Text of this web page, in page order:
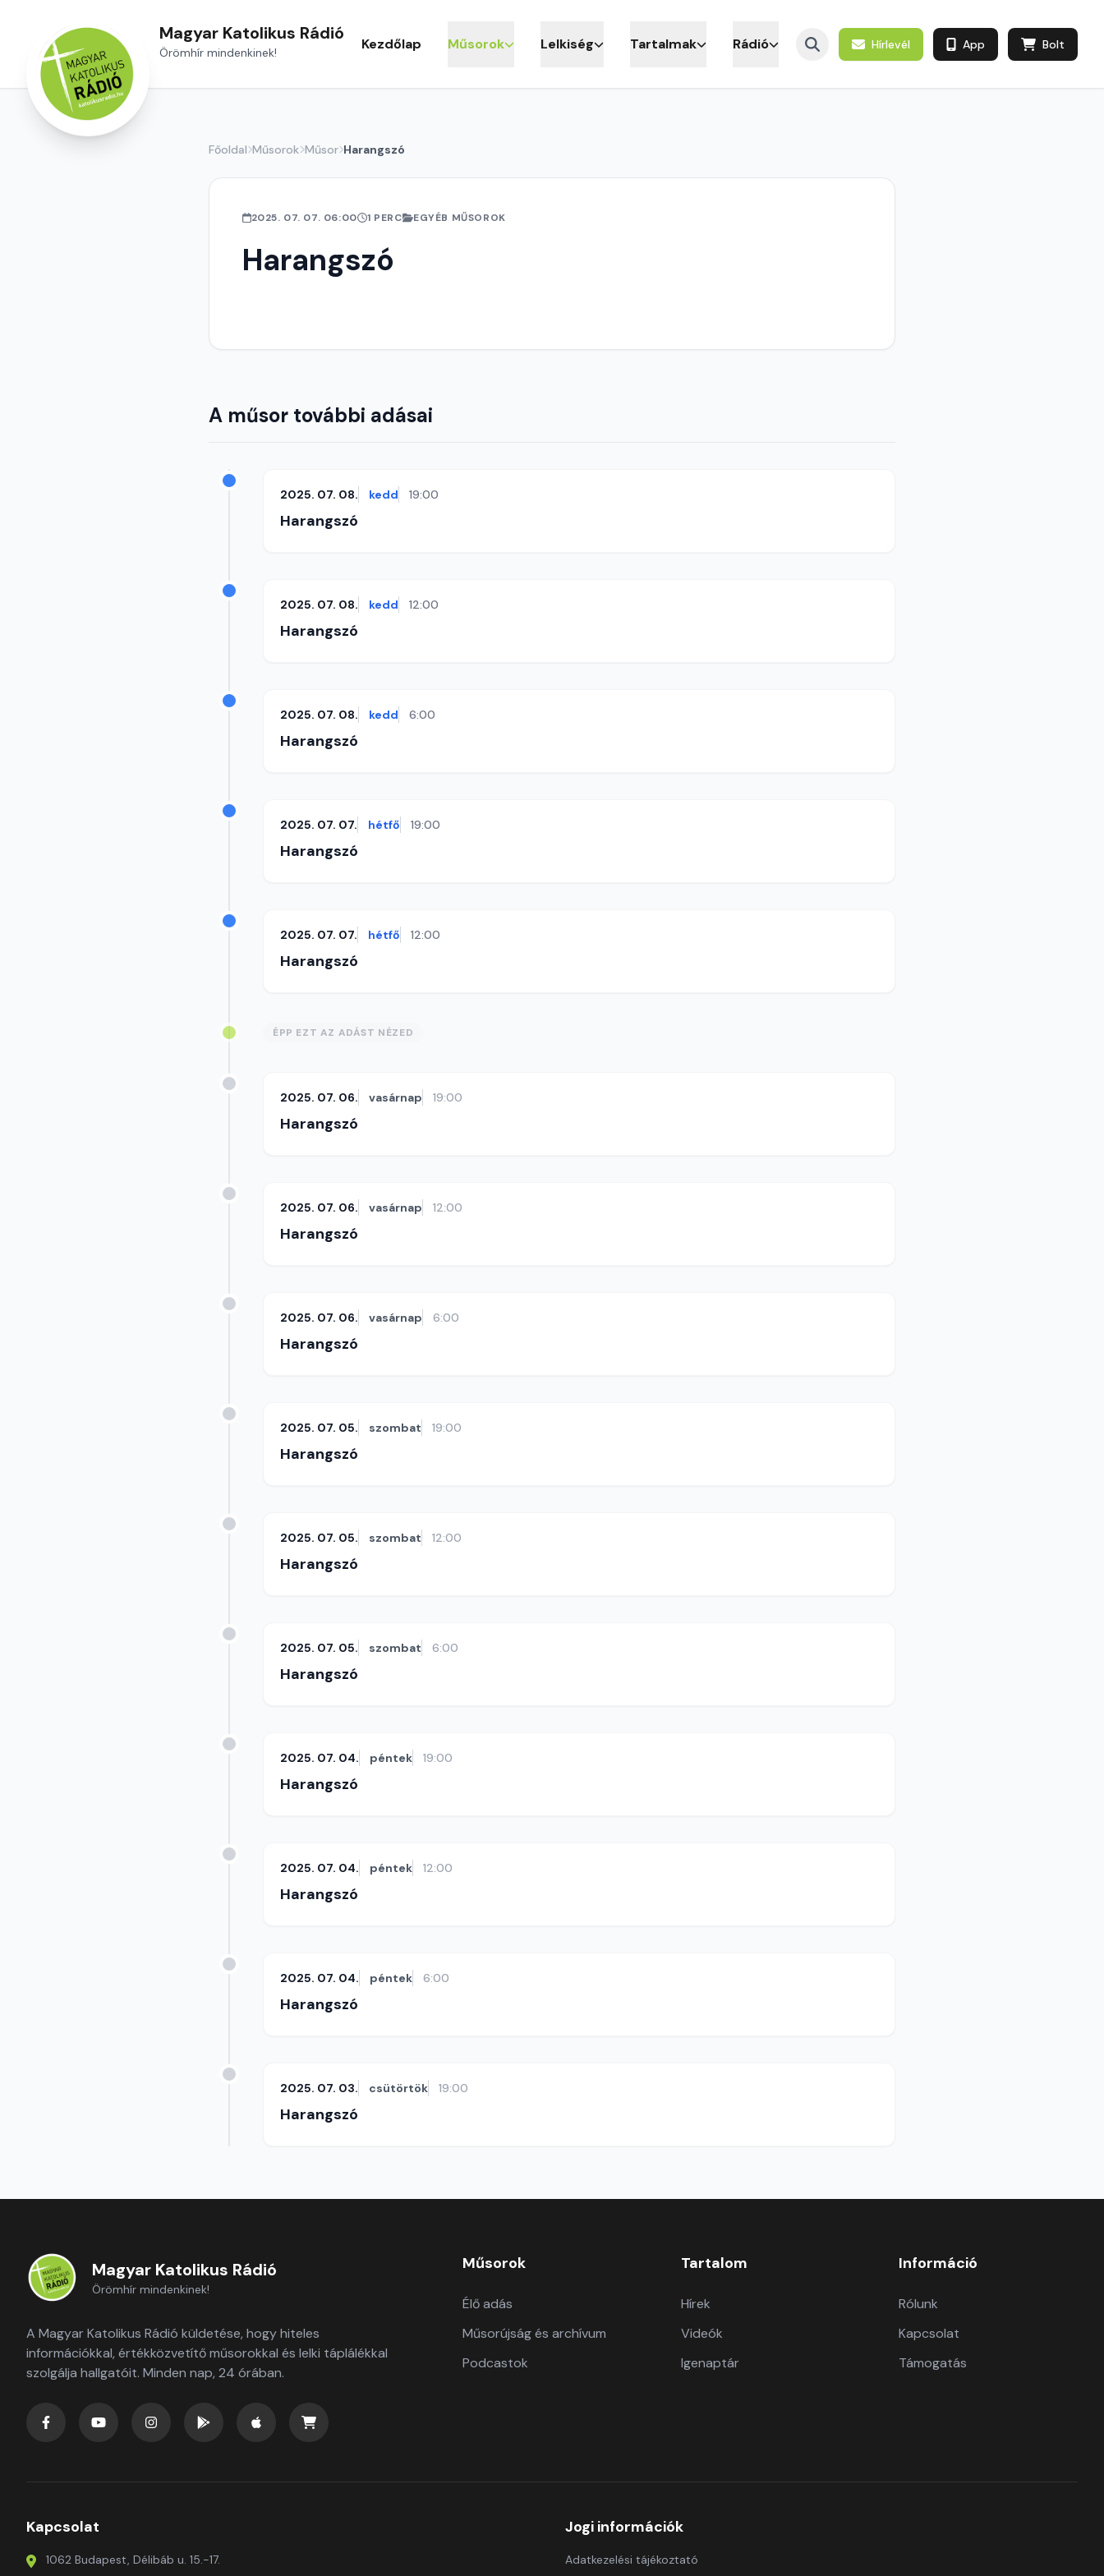
Magyar Katolikus Rádió
Örömhír mindenkinek! Kezdőlap Műsorok Lelkiség Tartalmak Rádió Hírlevél App Bolt
Főoldal Műsorok Műsor Harangszó
2025. 07. 07. 06:00 1 PERC EGYÉB MŰSOROK
Harangszó
A műsor további adásai
2025. 07. 08. kedd 19:00
Harangszó
2025. 07. 08. kedd 12:00
Harangszó
2025. 07. 08. kedd 6:00
Harangszó
2025. 07. 07. hétfő 19:00
Harangszó
2025. 07. 07. hétfő 12:00
Harangszó
ÉPP EZT AZ ADÁST NÉZED
2025. 07. 06. vasárnap 19:00
Harangszó
2025. 07. 06. vasárnap 12:00
Harangszó
2025. 07. 06. vasárnap 6:00
Harangszó
2025. 07. 05. szombat 19:00
Harangszó
2025. 07. 05. szombat 12:00
Harangszó
2025. 07. 05. szombat 6:00
Harangszó
2025. 07. 04. péntek 19:00
Harangszó
2025. 07. 04. péntek 12:00
Harangszó
2025. 07. 04. péntek 6:00
Harangszó
2025. 07. 03. csütörtök 19:00
Harangszó
Magyar Katolikus Rádió
Örömhír mindenkinek!
A Magyar Katolikus Rádió küldetése, hogy hiteles
információkkal, értékközvetítő műsorokkal és lelki táplálékkal
szolgálja hallgatóit. Minden nap, 24 órában.
Műsorok
Élő adás
Műsorújság és archívum
Podcastok
Tartalom
Hírek
Videók
Igenaptár
Információ
Rólunk
Kapcsolat
Támogatás
Kapcsolat
1062 Budapest, Délibáb u. 15.-17.
Jogi információk
Adatkezelési tájékoztató